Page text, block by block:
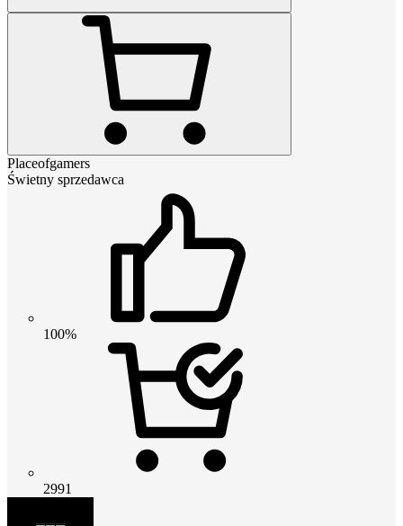
Placeofgamers
Świetny sprzedawca
100%
2991